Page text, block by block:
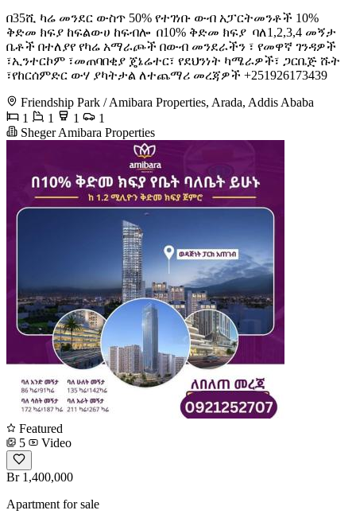
በ35ሺ ካሬ መንደር ውስጥ 50% የተገነቡ ውብ አፓርትመንቶች 10%
ቅድመ ክፍያ ከፍልውሀ ከፍብሎ ️ በ10% ቅድመ ክፍያ ️ ባለ1,2,3,4 መኝታ
ቤቶች በተለያየ የካሬ አማራጮች በውብ መንደራችን ፣ የመዋኛ ገንዳዎች
፣ኢንተርኮም ፣መጠባበቂያ ጄኔሬተር፣ የደህንነት ካሜራዎች፣ ጋርቤጅ ሹት
፣የከርሰምድር ውሃ ያካትታል ለተጨማሪ መረጃዎች +251926173439
Friendship Park / Amibara Properties, Arada, Addis Ababa
1
1 1
1
Sheger Amibara Properties
Featured
5
Video
Br 1,400,000
Apartment for sale